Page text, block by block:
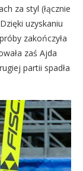
za styl (łącznie
uzyskaniu
zakończyła
zaś Ajda
partii spadła